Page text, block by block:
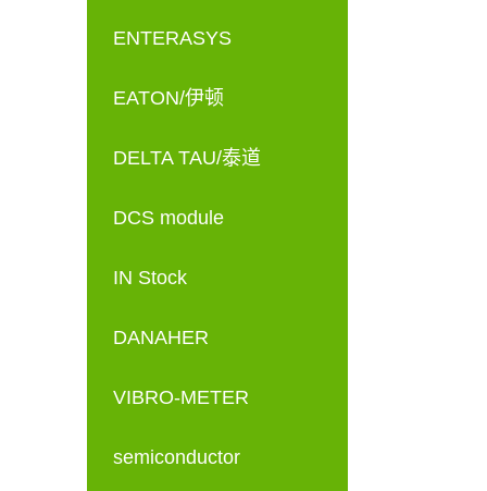
ENTERASYS
EATON/伊顿
DELTA TAU/泰道
DCS module
IN Stock
DANAHER
VIBRO-METER
semiconductor